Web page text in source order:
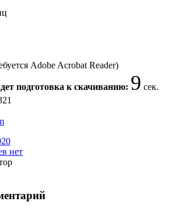
Adobe Acrobat Reader)
подготовка к скачиванию: 9 сек.
нет